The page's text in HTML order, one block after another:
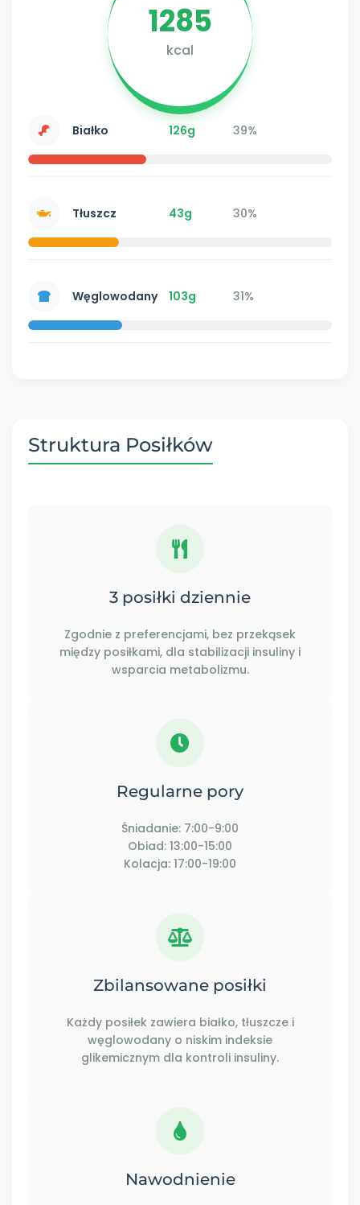
1285
kcal
Białko 126g 39%
Tłuszcz 43g 30%
Węglowodany 103g 31%
Struktura Posiłków
3 posiłki dziennie
Zgodnie z preferencjami, bez przekąsek
między posiłkami, dla stabilizacji insuliny i
wsparcia metabolizmu.
Regularne pory
Śniadanie: 7:00-9:00
Obiad: 13:00-15:00
Kolacja: 17:00-19:00
Zbilansowane posiłki
Każdy posiłek zawiera białko, tłuszcze i
węglowodany o niskim indeksie
glikemicznym dla kontroli insuliny.
Nawodnienie